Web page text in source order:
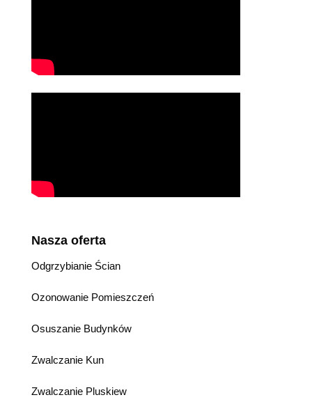
Nasza oferta
Odgrzybianie Ścian
Ozonowanie Pomieszczeń
Osuszanie Budynków
Zwalczanie Kun
Zwalczanie Pluskiew